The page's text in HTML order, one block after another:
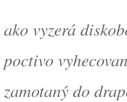
ako vyzerá
poctivo
zamotaný do